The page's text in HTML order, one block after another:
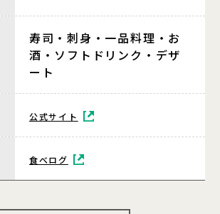
寿司・刺身・一品料理・お
酒・ソフトドリンク・デザ
ート
公式サイト
食べログ